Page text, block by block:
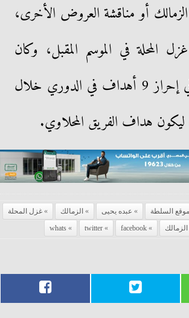
أو مناقشة العروض الأخرى،
المحلة في الموسم المقبل، وكان
اللاعب نجح في إحراز 9 أهداف في الدوري خلال
ليكون هداف الفريق المحلاوي.
موقع السلطة عبده يحيى الزمالك
غزل المحلة
الزمالك facebook
twitter
whats